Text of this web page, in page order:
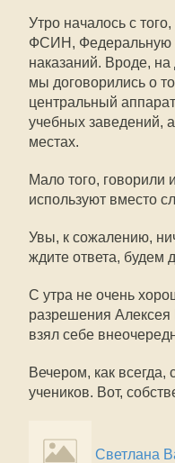
Утро началось с
ФСИН, Федеральную
наказаний. Вроде,
мы договорились о
центральный
учебных заведений,
местах.
Мало того, говорили
используют вместо
Увы, к сожалению,
ждите ответа, будем
С утра не очень
разрешения
взял себе
Вечером, как всегда,
учеников. Вот,
Светлана